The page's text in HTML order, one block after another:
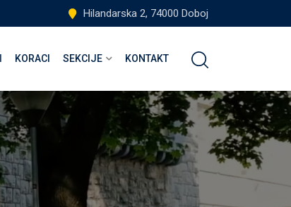
Hilandarska 2, 74000 Doboj
KORACI SEKCIJE KONTAKT